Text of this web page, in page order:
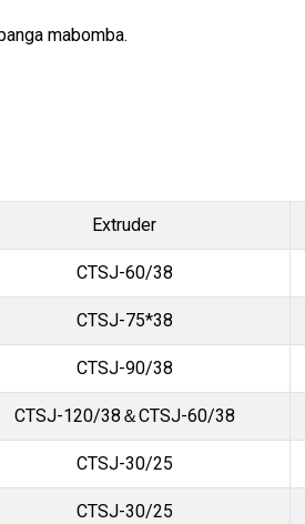
mabomba.
Extruder
CTSJ-60/38
CTSJ-75*38
CTSJ-90/38
CTSJ-120/38＆CTSJ-60/38
CTSJ-30/25
CTSJ-30/25